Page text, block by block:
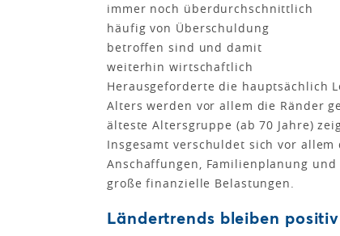
immer noch überdurchschnittlich
häufig von Überschuldung
betroffen sind und damit
weiterhin wirtschaftlich
Herausgeforderte die hauptsächlich
Alters werden vor allem die Ränder
älteste Altersgruppe (ab 70 Jahre)
Insgesamt verschuldet sich vor
Anschaffungen, Familienplanung
große finanzielle Belastungen.
Ländertrends bleiben positiv